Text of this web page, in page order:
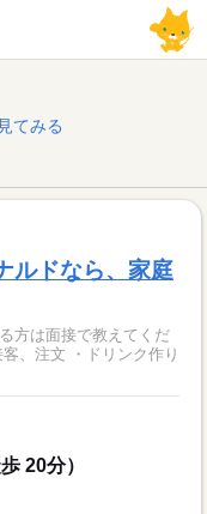
てみる
ルドなら、家庭
方は面接で教えてくだ
20分）